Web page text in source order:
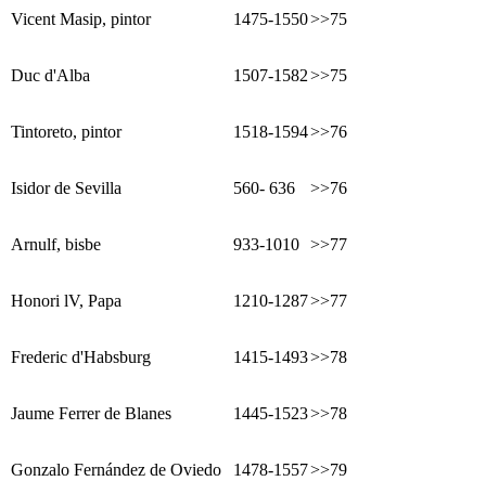
Vicent Masip, pintor 1475-1550>>75
Duc d'Alba 1507-1582>>75
Tintoreto, pintor 1518-1594>>76
Isidor de Sevilla 560- 636 >>76
Arnulf, bisbe 933-1010 >>77
Honori lV, Papa 1210-1287>>77
Frederic d'Habsburg 1415-1493>>78
Jaume Ferrer de Blanes 1445-1523>>78
Gonzalo Fernández de Oviedo 1478-1557>>79